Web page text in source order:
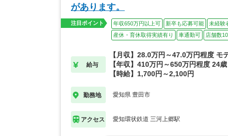
があります。
注目ポイント 年収650万円以上可 新卒も応募可能 未経験
産休・育休取得実績有り
車通勤可 店舗数
給与
【月収】28.0万円～47.0万円程度 モ
【年収】410万円～650万円程度 24
【時給】1,700円～2,100円
勤務地 愛知県 豊田市
アクセス 愛知環状鉄道 三河上郷駅